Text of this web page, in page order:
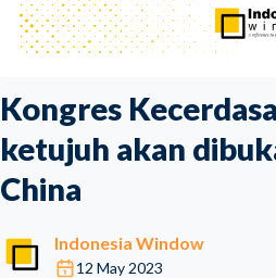
Kongres
ketujuh akan
China
Indonesia Window
12 May 2023